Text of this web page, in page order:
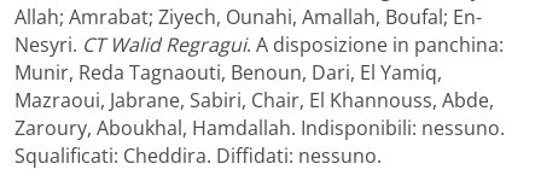
Allah; Amrabat; Ziyech, Ounahi, Amallah, Boufal; En-
Nesyri. CT Walid Regragui. A disposizione in panchina:
Munir, Reda Tagnaouti, Benoun, Dari, El Yamiq,
Mazraoui, Jabrane, Sabiri, Chair, El Khannouss, Abde,
Zaroury, Aboukhal, Hamdallah. Indisponibili: nessuno.
Squalificati: Cheddira. Diffidati: nessuno.